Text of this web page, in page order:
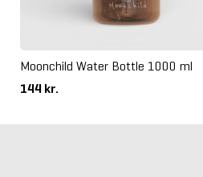
Moonchild Water Bottle 1000 ml
144 kr.